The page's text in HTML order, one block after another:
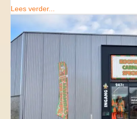
Lees verder...